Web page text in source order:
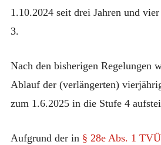
1.10.2024 seit drei Jahren und
3.
Nach den bisherigen Regelungen
Ablauf der (verlängerten)
zum 1.6.2025 in die Stufe 4
Aufgrund der in § 28e Abs. 1